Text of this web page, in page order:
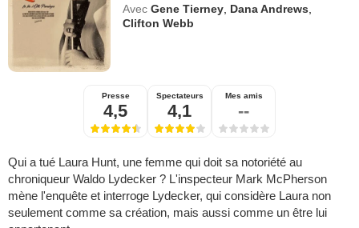
Avec Gene Tierney, Dana Andrews,
Clifton Webb
Presse
4,5
Spectateurs
4,1
Mes amis
--
Qui a tué Laura Hunt, une femme qui doit sa notoriété au
chroniqueur Waldo Lydecker ? L'inspecteur Mark McPherson
mène l'enquête et interroge Lydecker, qui considère Laura non
seulement comme sa création, mais aussi comme un être lui